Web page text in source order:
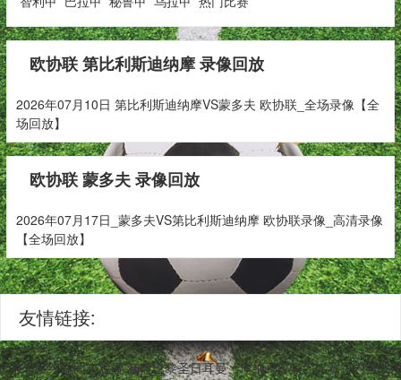
欧协联 第比利斯迪纳摩 录像回放
2026年07月10日 第比利斯迪纳摩VS蒙多夫 欧协联_全场录像【全
场回放】
欧协联 蒙多夫 录像回放
2026年07月17日_蒙多夫VS第比利斯迪纳摩 欧协联录像_高清录像
【全场回放】
友情链接:
容多终端同步观看,涵盖巴黎圣日耳曼、摩纳哥等豪门比赛。内含